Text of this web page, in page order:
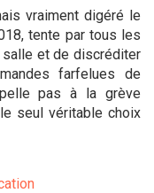
vraiment digéré le
tente par tous les
et de discréditer
farfelues de
pas à la grève
seul véritable choix